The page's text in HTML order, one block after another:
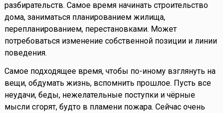
разбирательств. Самое время начинать строительство
дома, заниматься планированием жилища,
перепланированием, перестановками. Может
потребоваться изменение собственной позиции и линии
поведения.
Самое подходящее время, чтобы по-иному взглянуть на
вещи, обдумать жизнь, вспомнить прошлое. Пусть все
неудачи, беды, нежелательные поступки и чёрные
мысли сгорят, будто в пламени пожара. Сейчас очень